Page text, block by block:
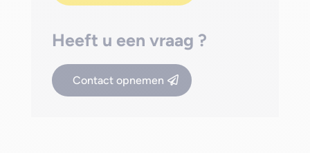
Heeft u een vraag ?
Contact opnemen